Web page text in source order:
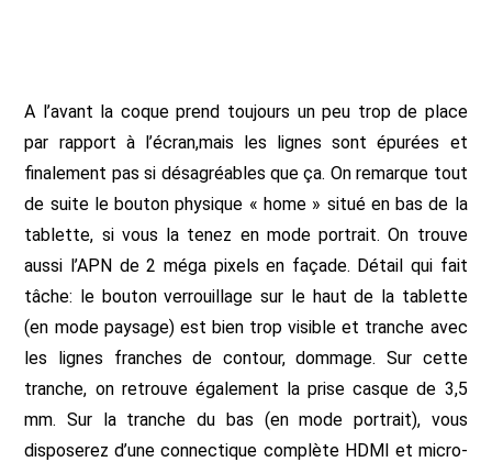
A l’avant la coque prend toujours un peu trop de place
par rapport à l’écran,mais les lignes sont épurées et
finalement pas si désagréables que ça. On remarque tout
de suite le bouton physique « home » situé en bas de la
tablette, si vous la tenez en mode portrait. On trouve
aussi l’APN de 2 méga pixels en façade. Détail qui fait
tâche: le bouton verrouillage sur le haut de la tablette
(en mode paysage) est bien trop visible et tranche avec
les lignes franches de contour, dommage. Sur cette
tranche, on retrouve également la prise casque de 3,5
mm. Sur la tranche du bas (en mode portrait), vous
disposerez d’une connectique complète HDMI et micro-